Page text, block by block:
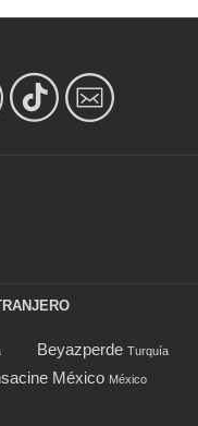
Beyazperde Turquía
México México